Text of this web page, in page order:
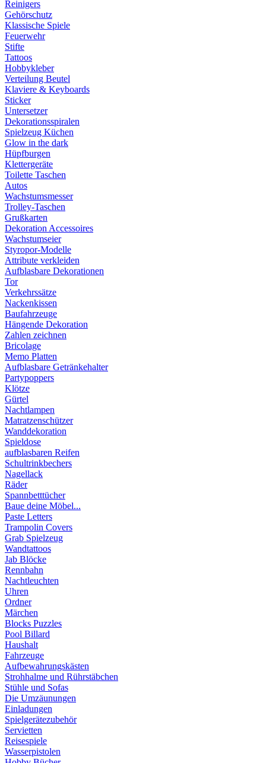
Reinigers
Gehörschutz
Klassische Spiele
Feuerwehr
Stifte
Tattoos
Hobbykleber
Verteilung Beutel
Klaviere & Keyboards
Sticker
Untersetzer
Dekorationsspiralen
Spielzeug Küchen
Glow in the dark
Hüpfburgen
Klettergeräte
Toilette Taschen
Autos
Wachstumsmesser
Trolley-Taschen
Grußkarten
Dekoration Accessoires
Wachstumseier
Styropor-Modelle
Attribute verkleiden
Aufblasbare Dekorationen
Tor
Verkehrssätze
Nackenkissen
Baufahrzeuge
Hängende Dekoration
Zahlen zeichnen
Bricolage
Memo Platten
Aufblasbare Getränkehalter
Partypoppers
Klötze
Gürtel
Nachtlampen
Matratzenschützer
Wanddekoration
Spieldose
aufblasbaren Reifen
Schultrinkbechers
Nagellack
Räder
Spannbetttücher
Baue deine Möbel...
Paste Letters
Trampolin Covers
Grab Spielzeug
Wandtattoos
Jab Blöcke
Rennbahn
Nachtleuchten
Uhren
Ordner
Märchen
Blocks Puzzles
Pool Billard
Haushalt
Fahrzeuge
Aufbewahrungskästen
Strohhalme und Rührstäbchen
Stühle und Sofas
Die Umzäunungen
Einladungen
Spielgerätezubehör
Servietten
Reisespiele
Wasserpistolen